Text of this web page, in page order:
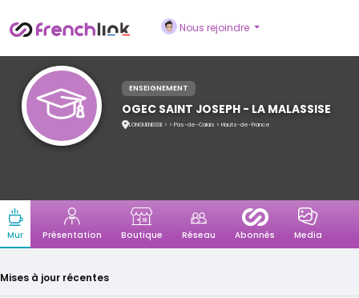
Nous rejoindre
ENSEIGNEMENT
OGEC SAINT JOSEPH - LA MALASSISE
LONGUENESSE > > Pas-de-Calais > Hauts-de-France
Mur Présentation Boutique Réseau Abonnés Media
Mises à jour récentes